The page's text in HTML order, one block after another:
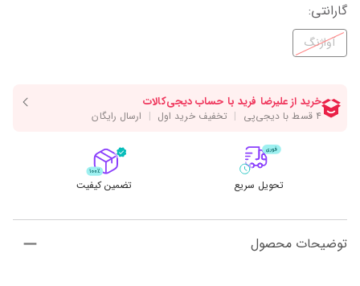
گارانتی‌:
آواژنگ
تحویل سریع تضمین کیفیت
توضیحات محصول